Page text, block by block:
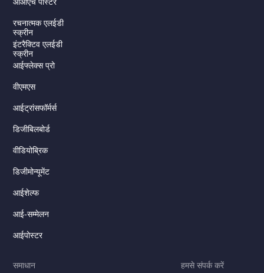
ओओएच पोस्टर
रचनात्मक एलईडी
स्क्रीन
इंटरैक्टिव एलईडी
स्क्रीन
आईफ्लेक्स प्रो
वीएमएस
आईट्रांसफॉर्मर्स
डिजीबिलबोर्ड
वीडियोब्रिक
डिजीमोन्यूमेंट
आईशेल्फ
आई-सम्मेलन
आईपोस्टर
समाधान हमसे संपर्क करें
Korean
Italian
Dutch
Serbian